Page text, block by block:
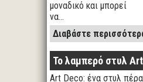
μοναδικό και μπορεί
να…
Διαβάστε
Το λαμπερό στυλ
Art Deco: ένα στυλ